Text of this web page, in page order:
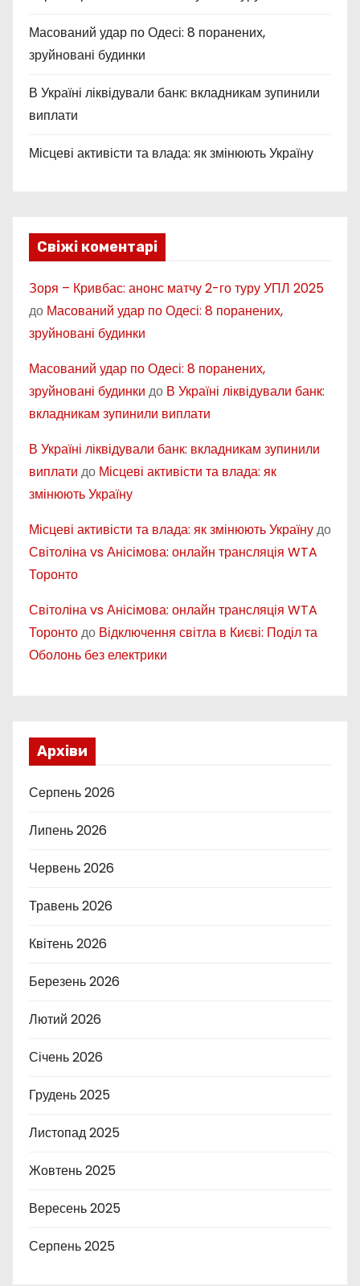
Масований удар по Одесі: 8 поранених,
зруйновані будинки
В Україні ліквідували банк: вкладникам зупинили
виплати
Місцеві активісти та влада: як змінюють Україну
Свіжі коментарі
Зоря – Кривбас: анонс матчу 2-го туру УПЛ 2025
до Масований удар по Одесі: 8 поранених,
зруйновані будинки
Масований удар по Одесі: 8 поранених,
зруйновані будинки до В Україні ліквідували банк:
вкладникам зупинили виплати
В Україні ліквідували банк: вкладникам зупинили
виплати до Місцеві активісти та влада: як
змінюють Україну
Місцеві активісти та влада: як змінюють Українудо
Світоліна vs Анісімова: онлайн трансляція WTA
Торонто
Світоліна vs Анісімова: онлайн трансляція WTA
Торонтодо Відключення світла в Києві: Поділ та
Оболонь без електрики
Архіви
Серпень 2026
Липень 2026
Червень 2026
Травень 2026
Квітень 2026
Березень 2026
Лютий 2026
Січень 2026
Грудень 2025
Листопад 2025
Жовтень 2025
Вересень 2025
Серпень 2025